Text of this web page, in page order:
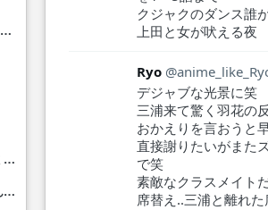
追放された転生重騎士はゲーム知識で無双する
捨てられ聖女の異世界ごはん旅 隠れスキルでキャンピングカーを召喚しました
アズールレーン びそくぜんしんっ！にっ!!
クジャクのダンス誰
上田と女が吠える夜
Ryo
デジャブな光景に笑
三浦来て驚く羽花の
おかえりを言おうと
直接謝りたいがまた
で笑
素敵なクラスメイト
席替え..三浦と離れた